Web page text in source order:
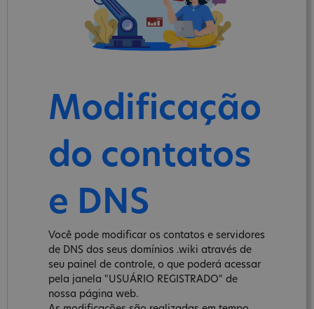
Modificação
do contatos
e DNS
Você pode modificar os contatos e servidores
de DNS dos seus domínios .wiki através de
seu painel de controle, o que poderá acessar
pela janela "USUÁRIO REGISTRADO" de
nossa página web.